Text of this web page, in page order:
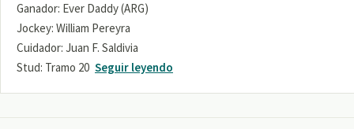
Ganador: Ever Daddy (ARG)
Jockey: William Pereyra
Cuidador: Juan F. Saldivia
Stud: Tramo 20 Seguir leyendo